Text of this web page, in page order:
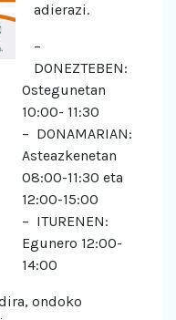
adierazi.
–
DONEZTEBEN:
Ostegunetan
10:00- 11:30
– DONAMARIAN:
Asteazkenetan
08:00-11:30 eta
12:00-15:00
– ITURENEN:
Egunero 12:00-
14:00
ondoko